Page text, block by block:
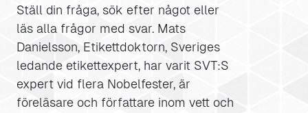
Ställ din fråga, sök efter något eller
läs alla frågor med svar. Mats
Danielsson, Etikettdoktorn, Sveriges
ledande etikettexpert, har varit SVT:S
expert vid flera Nobelfester, är
föreläsare och författare inom vett och